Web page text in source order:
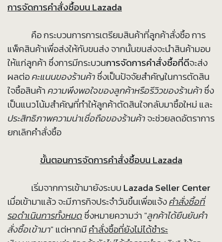
การจัดการคำสั่งซื้อบน Lazada
คือ กระบวนการการเตรียมสินค้าที่ลูกค้าสั่งซื้อ การ
แพ็คสินค้าเพื่อส่งให้กับขนส่ง จากนั้นขนส่งจะนำสินค้ามอบ
ให้แก่ลูกค้า ซึ่งการมีกระบวนการจัดการคำสั่งซื้อที่ดีจะส่ง
ผลต่อคะแนนของร้านค้าซึ่งเป็นปัจจัยสำคัญในการตัดสิน
ใจซื้อสินค้าความพึงพอใจของลูกค้าหรือรีวิวของร้านค้าซึ่ง
เป็นแนวโน้มสำคัญที่ทำให้ลูกค้าตัดสินใจกลับมาซื้อใหม่ และ
ประสิทธิภาพความน่าเชื่อถือของร้านค้าจะช่วยลดอัตราการ
ยกเลิกคำสั่งซื้อ
ขั้นตอนการจัดการคำสั่งซื้อบน Lazada
เริ่มจากการเข้ามายังระบบ Lazada Seller Center
เมื่อเข้ามาแล้ว จะมีภารกิจประจำวันขึ้นเพื่อแจ้งคำสั่งซื้อที่
รอดำเนินการทั้งหมด ซึ่งหมายความว่า "ลูกค้าได้ยืนยันคำ
สั่งซื้อเข้ามา" แต่หากมีคำสั่งซื้อที่ยังไม่ได้ชำระ